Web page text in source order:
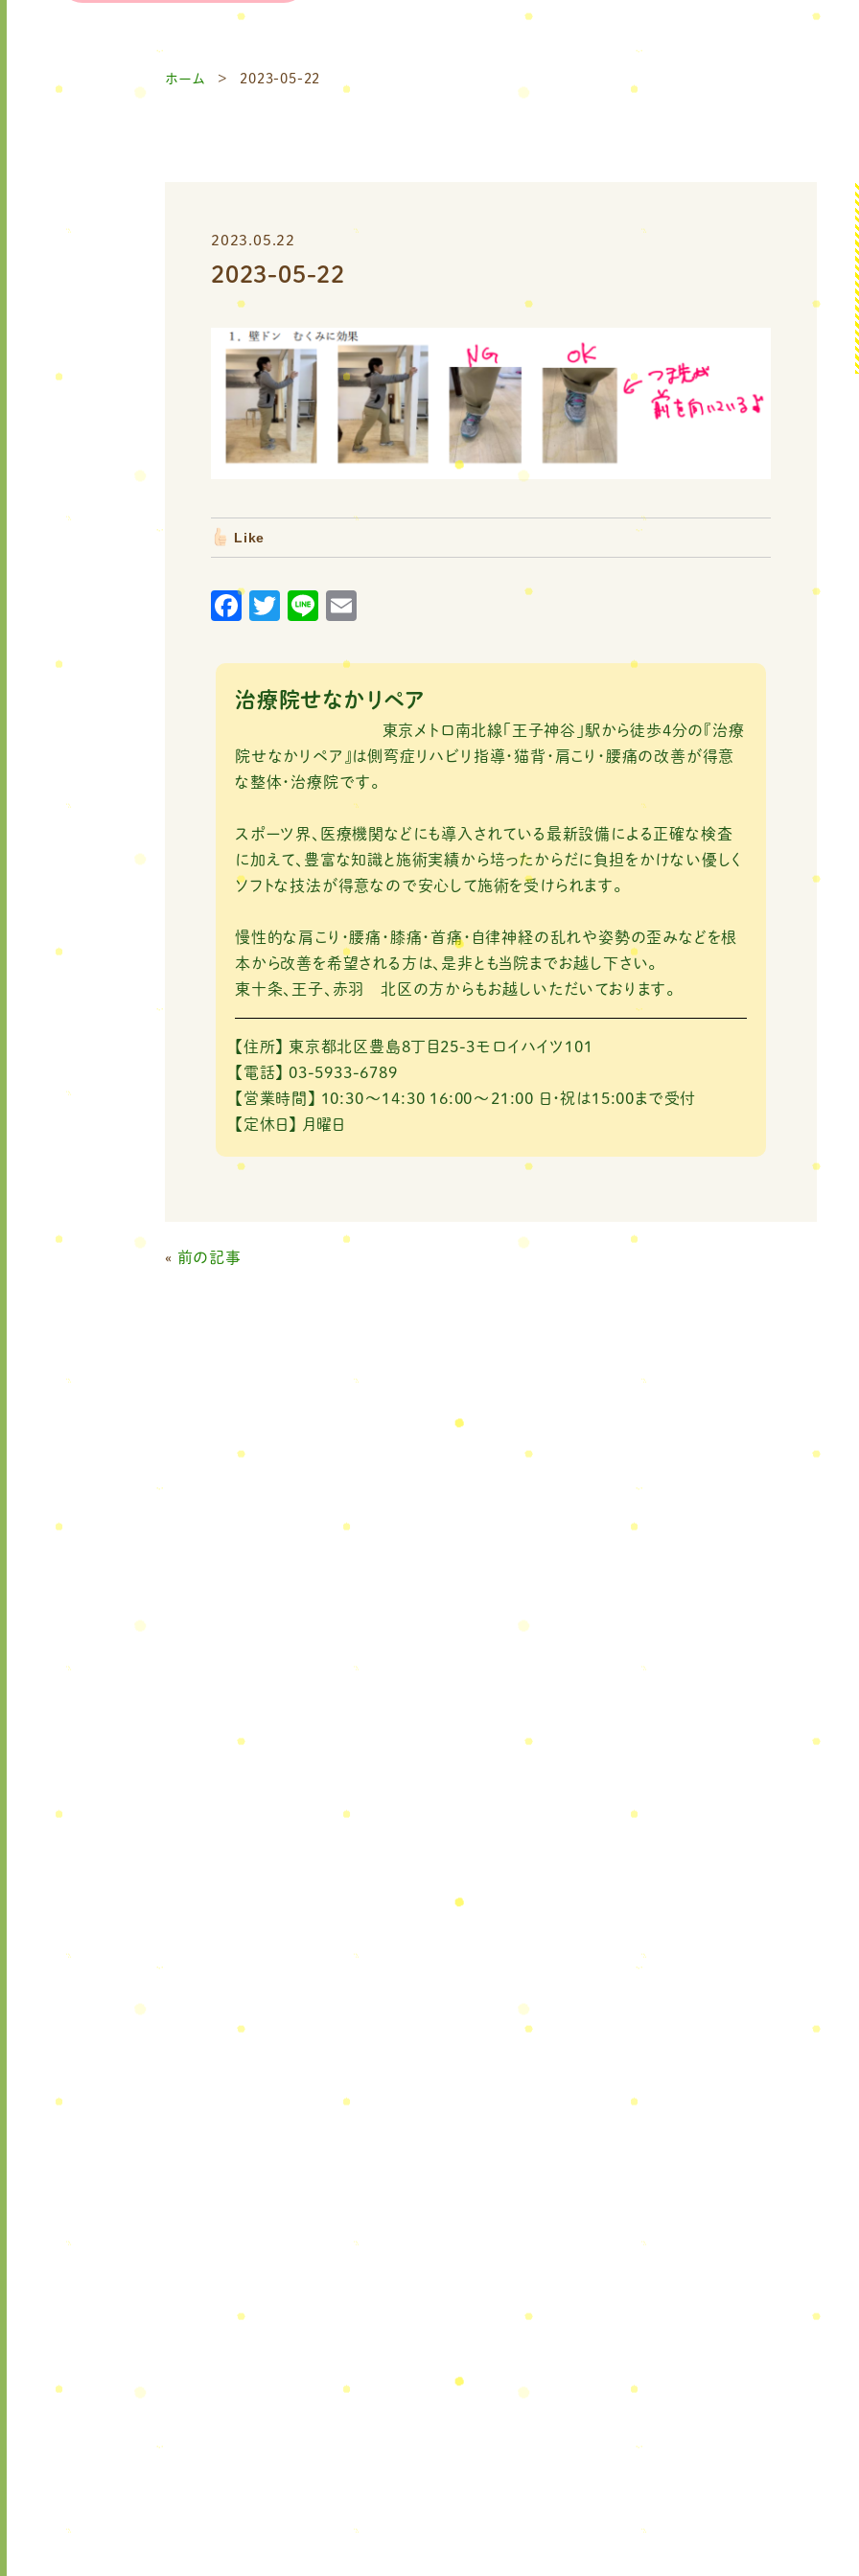
ホーム 2023-05-22
2023.05.22
2023-05-22
Like
F
c
e
o
o
k
T
it
te
Li
e
ai
l
治療院せなかリペア
東京メトロ南北線「王子神谷」駅から徒歩4分の『治療
院せなかリペア』は側弯症リハビリ指導・猫背・肩こり・腰痛の改善が得意
な整体・治療院です。
スポーツ界、医療機関などにも導入されている最新設備による正確な検査
に加えて、豊富な知識と施術実績から培ったからだに負担をかけない優しく
ソフトな技法が得意なので安心して施術を受けられます。
慢性的な肩こり・腰痛・膝痛・首痛・自律神経の乱れや姿勢の歪みなどを根
本から改善を希望される方は、是非とも当院までお越し下さい。
東十条、王子、赤羽 北区の方からもお越しいただいております。
【住所】
東京都北区豊島8丁目25-3モロイハイツ101
【電話】
03-5933-6789
【営業時間】
10:30～14:30 16:00～21:00 日・祝は15:00まで受付
【定休日】
月曜日
« 前の記事